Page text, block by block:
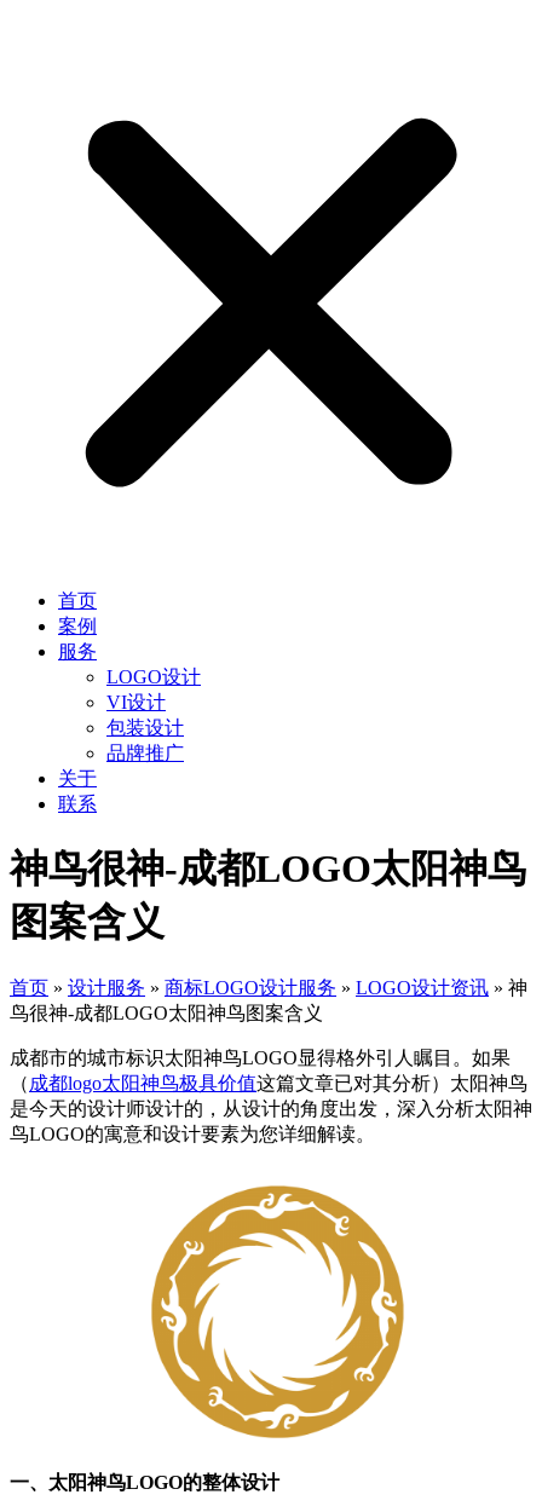
首页
案例
服务
LOGO设计
VI设计
包装设计
品牌推广
关于
联系
神鸟很神-成都LOGO太阳神鸟
图案含义
首页 » 设计服务 » 商标LOGO设计服务 » LOGO设计资讯 » 神
鸟很神-成都LOGO太阳神鸟图案含义
成都市的城市标识太阳神鸟LOGO显得格外引人瞩目。如果
（ 成都logo太阳神鸟极具价值这篇文章已对其分析）太阳神鸟
是今天的设计师设计的，从设计的角度出发，深入分析太阳神
鸟LOGO的寓意和设计要素为您详细解读。
一、太阳神鸟LOGO的整体设计